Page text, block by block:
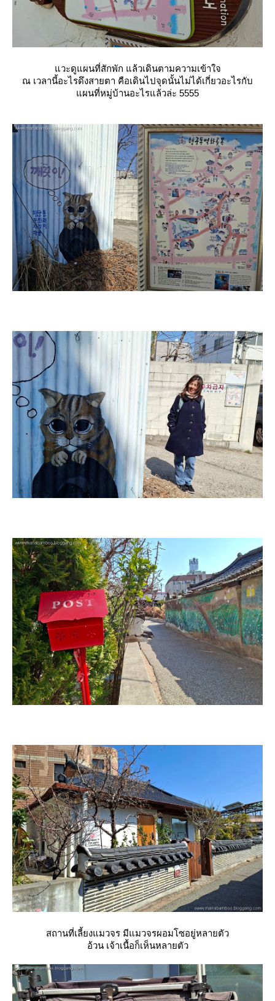
วะดูแผนที่สักพัก แล้วเดินตามความเข้าใจ
ณ เวลานี้อะไรดึงสายตา คือเดินไปจุดนั้นไม่ได้เกี่ยวอะไรกับ
ผนที่หมู่บ้านอะไรแล้วล่ะ 5555
สถานที่เลี้ยงแมวจร มีแมวจรผอมโซอยู่หลายตัว
อ้วน เจ้าเนื้อก็เห็นหลายตัว